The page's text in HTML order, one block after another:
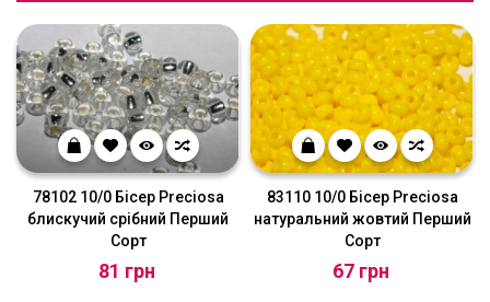
78102 10/0 Бісер Preciosa
блискучий срібний Перший
Сорт
81 грн
83110 10/0 Бісер Preciosa
натуральний жовтий Перший
Сорт
67 грн